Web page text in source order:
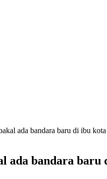
ada bandara baru di ibu
ada bandara baru